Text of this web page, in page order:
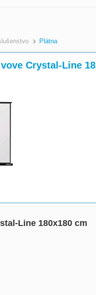
>
Plátna
Crystal-Line
Line 180x180 cm